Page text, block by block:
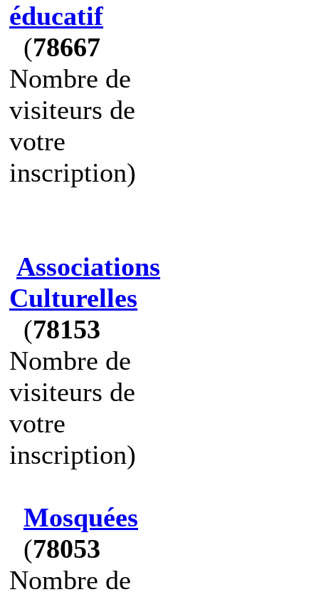
éducatif
(78667
Nombre de
visiteurs de
votre
inscription)
Associations
Culturelles
(78153
Nombre de
visiteurs de
votre
inscription)
Mosquées
(78053
Nombre de